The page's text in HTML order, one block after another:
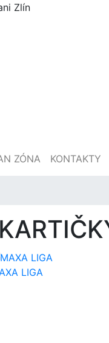
Zlín
ZÓNA KONTAKTY
LIGA